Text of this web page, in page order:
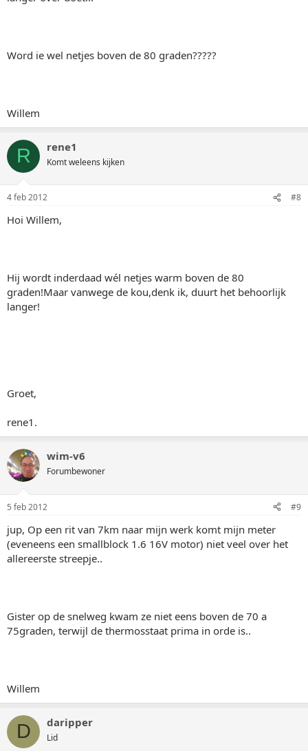
Word ie wel netjes boven de 80 graden?????
Willem
R rene1
Komt weleens kijken
4 feb 2012 #8
Hoi Willem,
Hij wordt inderdaad wél netjes warm boven de 80
graden!Maar vanwege de kou,denk ik, duurt het behoorlijk
langer!
Groet,
rene1.
wim-v6
Forumbewoner
5 feb 2012 #9
jup, Op een rit van 7km naar mijn werk komt mijn meter
(eveneens een smallblock 1.6 16V motor) niet veel over het
allereerste streepje..
Gister op de snelweg kwam ze niet eens boven de 70 a
75graden, terwijl de thermosstaat prima in orde is..
Willem
D daripper
Lid